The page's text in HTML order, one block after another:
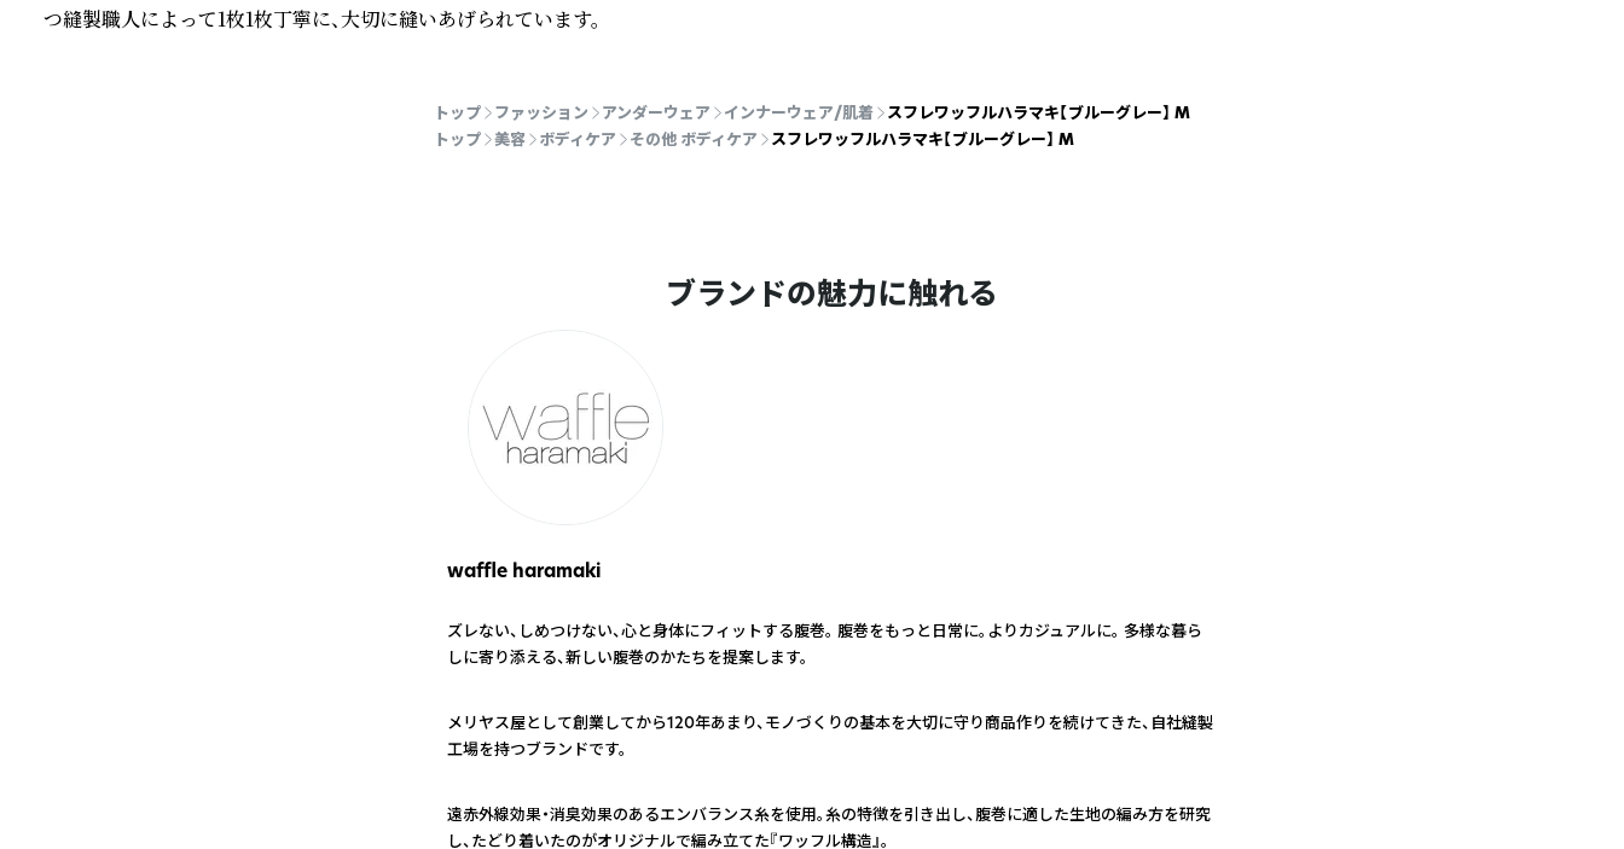
つ縫製職人によって1枚1枚丁寧に、大切に縫いあげられています。
トップ ファッション アンダーウェア インナーウェア/肌着
スフレワッフルハラマキ【ブルーグレー】 M
トップ
美容 ボディケア その他 ボディケア スフレワッフルハラマキ【ブルーグレー】 M
ブランドの魅力に触れる
waffle haramaki
ズレない、しめつけない、心と身体にフィットする腹巻。 腹巻をもっと日常に。よりカジュアルに。 多様な暮ら
しに寄り添える、新しい腹巻のかたちを提案します。
メリヤス屋として創業してから120年あまり、モノづくりの基本を大切に守り商品作りを続けてきた、自社縫製
工場を持つブランドです。
遠赤外線効果・消臭効果のあるエンバランス糸を使用。糸の特徴を引き出し、腹巻に適した生地の編み方を研究
し、たどり着いたのがオリジナルで編み立てた『ワッフル構造』。